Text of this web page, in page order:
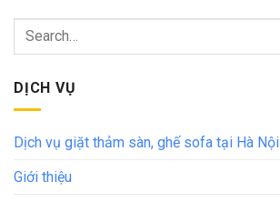
DỊCH VỤ
Dịch vụ giặt thảm sàn, ghế sofa tại Hà Nội
Giới thiệu